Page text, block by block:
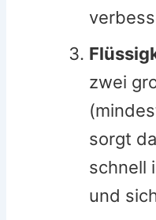
zwei
sorgt
schnell
und